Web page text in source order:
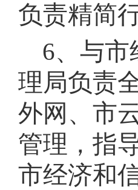
负责精简
6、与市
理局负责
外网、市
管理，指
市经济和